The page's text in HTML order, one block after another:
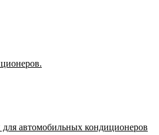
автомобильных кондиционеров